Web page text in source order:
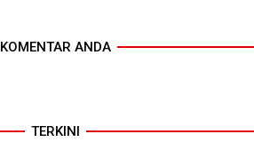
KOMENTAR ANDA
TERKINI